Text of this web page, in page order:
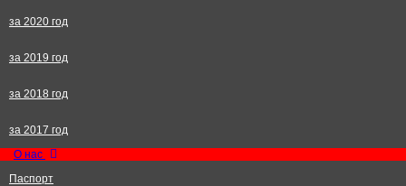
за 2020 год
за 2019 год
за 2018 год
за 2017 год
О нас
Паспорт